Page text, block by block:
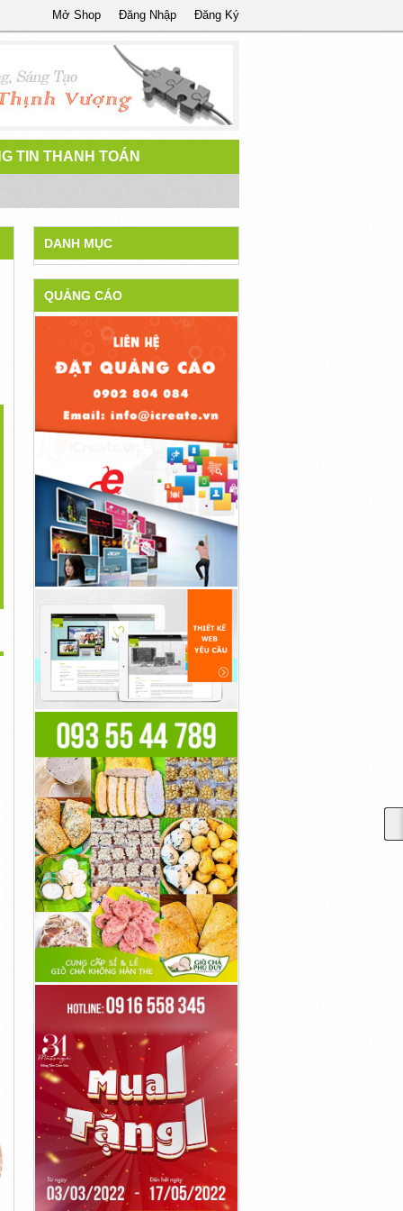
Đăng Ký
Đăng Nhập
Mở Shop
TIN THANH TOÁN
Massage Bụng Có
Thật Sự...
10,000,000đ
Đau Xương Cốt Là Sao?
Cách Cách...
10,000,000đ
>
DANH MỤC
QUẢNG CÁO